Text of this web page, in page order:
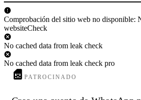
Comprobación del sitio web no disponible:
websiteCheck
No cached data from leak check
No cached data from leak check pro
PATROCINADO